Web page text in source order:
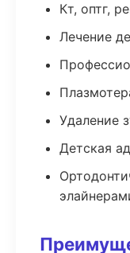
Кт, оптг,
Лечение
Удаление
Детская